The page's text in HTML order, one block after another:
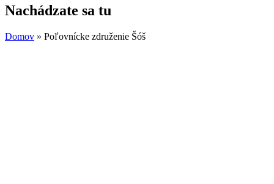
Nachádzate sa tu
Domov » Poľovnícke združenie Šóš